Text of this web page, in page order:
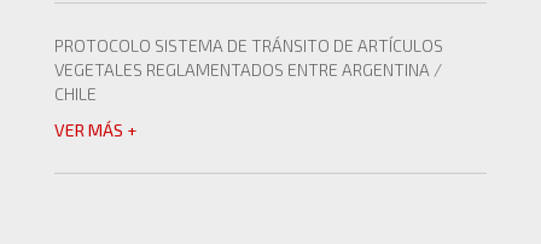
PROTOCOLO SISTEMA DE TRÁNSITO DE ARTÍCULOS
VEGETALES REGLAMENTADOS ENTRE ARGENTINA /
CHILE
VER MÁS +